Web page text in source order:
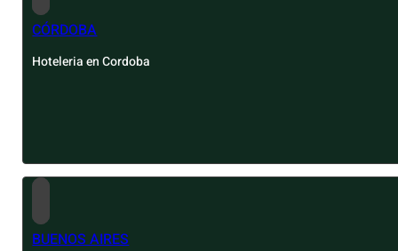
CÓRDOBA
Hoteleria en Cordoba
BUENOS AIRES